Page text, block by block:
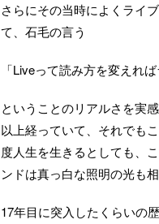
さらにその当時によくライ
て、石毛の言う
「Liveって読み方を変えれ
ということのリアルさを実
以上経っていて、それでも
度人生を生きるとしても、
ンドは真っ白な照明の光も
17年目に突入したくらいの